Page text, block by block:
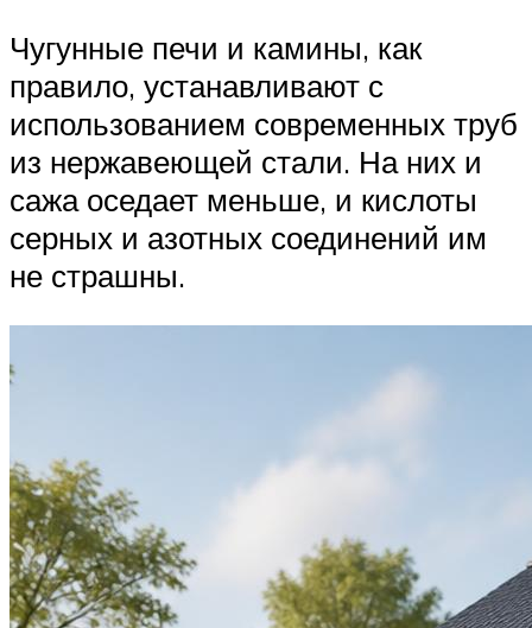
Чугунные печи и камины, как
правило, устанавливают с
использованием современных труб
из нержавеющей стали. На них и
сажа оседает меньше, и кислоты
серных и азотных соединений им
не страшны.